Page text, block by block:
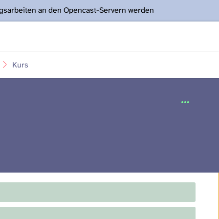
an den Opencast-Servern werden
Kurs